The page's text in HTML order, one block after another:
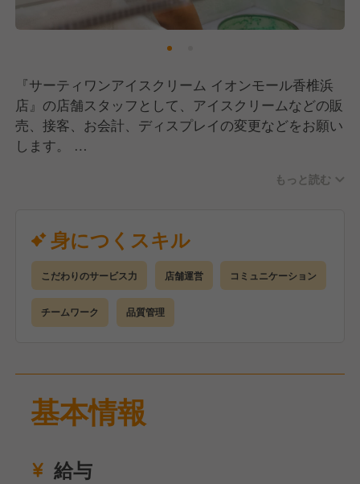
『サーティワンアイスクリーム イオンモール香椎浜
店』の店舗スタッフとして、アイスクリームなどの販
売、接客、お会計、ディスプレイの変更などをお願い
します。
特に接客の質にはこだわっており、上質なサービス力
未経験の方は、店舗スタッフとしても基礎から学ぶこ
とができ、経験者の方は、今までのスキルを活かしな
がらさらにステップアップできます。
今後、さらなる安定基盤の強化のために、新しいメン
バーを大募集中！
もっと読む
身につくスキル
こだわりのサービス力 店舗運営 コミュニケーション
チームワーク 品質管理
基本情報
給与